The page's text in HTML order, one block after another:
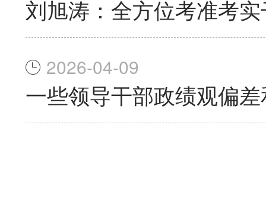
刘旭涛：全方位考准考
2026-04-09
一些领导干部政绩观偏